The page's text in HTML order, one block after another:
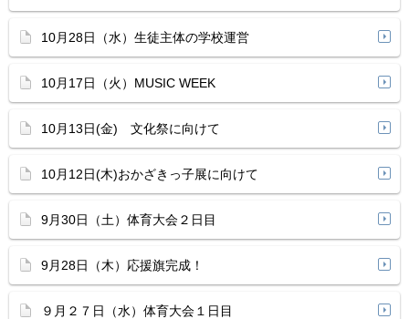
10月28日（水）生徒主体の学校運営
10月17日（火）MUSIC WEEK
10月13日(金) 文化祭に向けて
10月12日(木)おかざきっ子展に向けて
9月30日（土）体育大会２日目
9月28日（木）応援旗完成！
９月２７日（水）体育大会１日目